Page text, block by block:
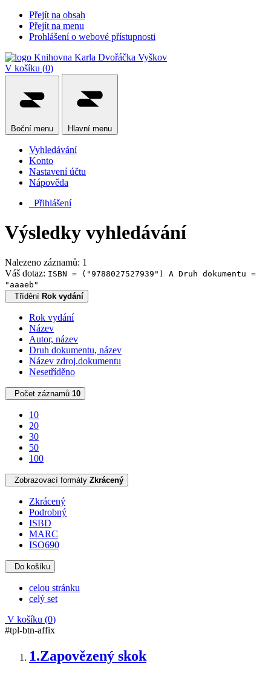
Přejít na obsah
Přejít na menu
Prohlášení o webové přístupnosti
V košíku (0)
Boční menu Hlavní menu
Vyhledávání
Konto
Nastavení účtu
Nápověda
Přihlášení
Výsledky vyhledávání
Nalezeno záznamů: 1
Váš dotaz: ISBN = ("9788027527939") A Druh dokumentu =
"aaaeb"
Třídění Rok vydání
Rok vydání
Název
Autor, název
Druh dokumentu, název
Název zdroj.dokumentu
Nesetříděno
Počet záznamů 10
10
20
30
50
100
Zobrazovací formáty Zkrácený
Zkrácený
Podrobný
ISBD
MARC
ISO690
Do košíku
celou stránku
celý set
V košíku (0)
#tpl-btn-affix
1.Zapovězený skok